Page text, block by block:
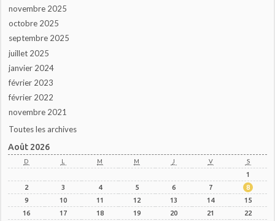
novembre 2025
octobre 2025
septembre 2025
juillet 2025
janvier 2024
février 2023
février 2022
novembre 2021
Toutes les archives
Août 2026
D L M M J V S
1
2
3 4 5 6 7
8
9
10 11 12 13 14
15
16
17 18 19 20 21
22